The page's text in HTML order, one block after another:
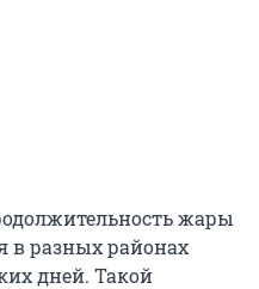
жары
в разных районах
дней. Такой